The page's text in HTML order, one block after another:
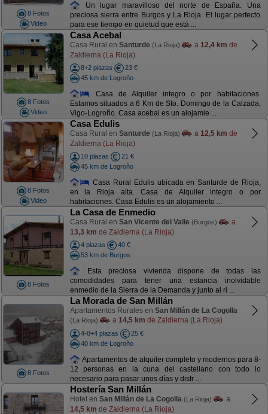
8 Fotos
Video
Un lugar maravilloso del norte de España. Una
preciosa sierra entre Burgos y La Rioja. El lugar perfecto
para ese tiempo en quietud que está ...
8 Fotos
Video
Casa Acebal
Casa Rural en Santurde (La Rioja) a 12,4 km de
Zaldierna (La Rioja)
8+2 plazas
23 €
45 km de Logroño
Casa de Alquiler integro o por habitaciones.
Estamos situados a 6 Km de Sto. Domingo de la Calzada,
Vigo-Logroño. Casa acebal es un alojamie ...
8 Fotos
Video
Casa Edulis
Casa Rural en Santurde (La Rioja) a 12,5 km de
Zaldierna (La Rioja)
10 plazas
21 €
45 km de Logroño
Casa Rural Edulis ubicada en Santurde de Rioja,
en la Rioja alta. Casa de Alquiler integro o por
habitaciones. Casa Edulis es un alojamiento ...
8 Fotos
La Casa de Enmedio
Casa Rural en San Vicente del Valle (Burgos)
a
13,3 km de Zaldierna (La Rioja)
4 plazas
40 €
53 km de Burgos
Esta preciosa vivienda dispone de todas las
comodidades para tener una estancia inolvidable
enmedio de la Sierra de la Demanda y junto al ri ...
8 Fotos
La Morada de San Millán
Apartamentos Rurales en San Millán de La Cogolla
(La Rioja) a 14,5 km de Zaldierna (La Rioja)
4-8+4 plazas
25 €
40 km de Logroño
Apartamentos de alquiler completo y modernos para 8-
12 personas en la cuna del castellano con todo lo
necesario para pasar unos días y disfr ...
Hostería San Millán
Hotel en San Millán de La Cogolla (La Rioja)
a
14,5 km de Zaldierna (La Rioja)